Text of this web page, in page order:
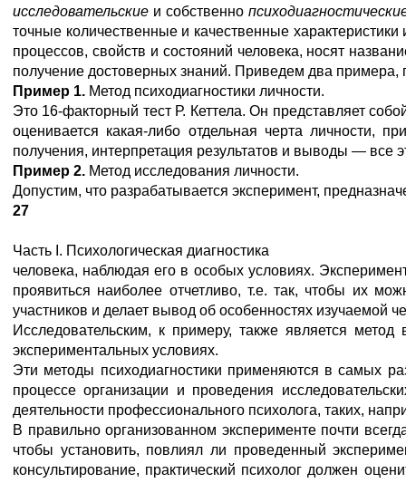
исследовательские и собственно
точные количественные и качественные
процессов, свойств и состояний человека, носят
получение достоверных знаний. Приведем два
Пример 1. Метод психодиагностики личности.
Это 16-факторный тест Р. Кеттела. Он представляет
оценивается какая-либо отдельная черта личности,
получения, интерпретация результатов и выводы — все
Пример 2. Метод исследования личности.
Допустим, что разрабатывается эксперимент,
27
Часть I. Психологическая диагностика
человека, наблюдая его в особых условиях.
проявиться наиболее отчетливо, т.е. так, чтобы их
участников и делает вывод об особенностях
Исследовательским, к примеру, также является
экспериментальных условиях.
Эти методы психодиагностики применяются в самых
процессе организации и проведения
деятельности профессионального психолога, таких,
В правильно организованном эксперименте почти
чтобы установить, повлиял ли проведенный
консультирование, практический психолог должен